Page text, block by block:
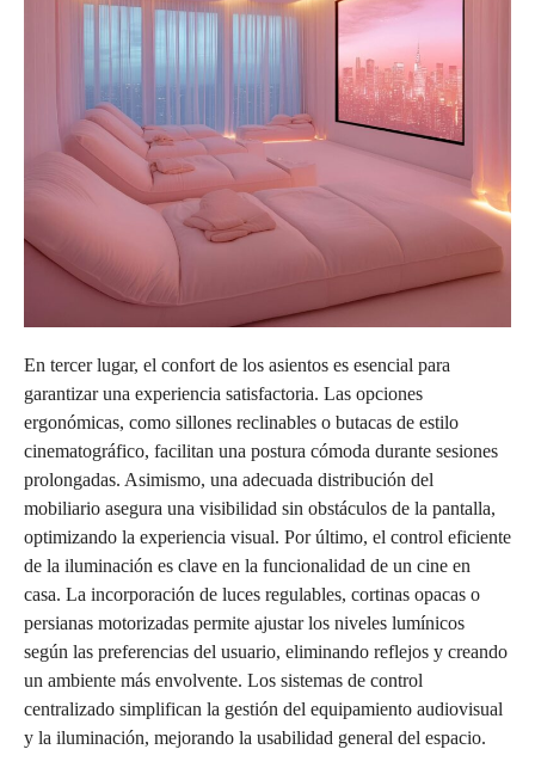
En tercer lugar, el confort de los asientos es esencial para
garantizar una experiencia satisfactoria. Las opciones
ergonómicas, como sillones reclinables o butacas de estilo
cinematográfico, facilitan una postura cómoda durante sesiones
prolongadas. Asimismo, una adecuada distribución del
mobiliario asegura una visibilidad sin obstáculos de la pantalla,
optimizando la experiencia visual. Por último, el control eficiente
de la iluminación es clave en la funcionalidad de un cine en
casa. La incorporación de luces regulables, cortinas opacas o
persianas motorizadas permite ajustar los niveles lumínicos
según las preferencias del usuario, eliminando reflejos y creando
un ambiente más envolvente. Los sistemas de control
centralizado simplifican la gestión del equipamiento audiovisual
y la iluminación, mejorando la usabilidad general del espacio.